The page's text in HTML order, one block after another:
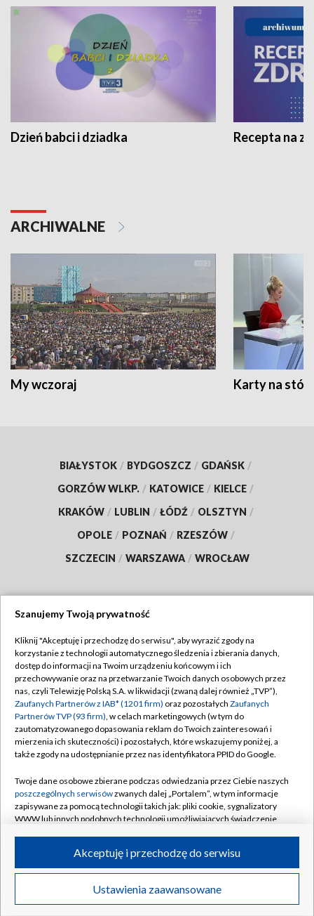
Dzień babci i dziadka Recepta na
ARCHIWALNE
My wczoraj Karty na
BIAŁYSTOK / BYDGOSZCZ / GDAŃSK /
GORZÓW WLKP. / KATOWICE / KIELCE /
KRAKÓW / LUBLIN / ŁÓDŹ / OLSZTYN /
OPOLE / POZNAŃ / RZESZÓW /
SZCZECIN / WARSZAWA / WROCŁAW
TVP
Abonament TVP
Emisja w TVP
Centrum informacji TVP
Naziemna Telewizja Cyfrowa
Rada Programowa
System NOS
Informacje o nadawcy
Program dla prasy
Ogłoszenie przetargowe
Regulamin TVP
Polityka prywatności
Moje zgody
Pomoc
Kontakt
Kanały
©2026 Telewizja Polska S.A. w likwidacji
Szanujemy Twoją prywatność
Kliknij "Akceptuję i przechodzę do serwisu", aby wyrazić zgody na
korzystanie z technologii automatycznego śledzenia i zbierania danych,
dostęp do informacji na Twoim urządzeniu końcowym i ich
przechowywanie oraz na przetwarzanie Twoich danych osobowych przez
nas, czyli Telewizję Polską S.A. w likwidacji (zwaną dalej również „TVP”),
Zaufanych Partnerów z IAB* (1201 firm) oraz pozostałych Zaufanych
Partnerów TVP (93 firm), w celach marketingowych (w tym do
zautomatyzowanego dopasowania reklam do Twoich zainteresowań i
mierzenia ich skuteczności) i pozostałych, które wskazujemy poniżej, a
także zgody na udostępnianie przez nas identyfikatora PPID do Google.
Twoje dane osobowe zbierane podczas odwiedzania przez Ciebie naszych
poszczególnych serwisówzwanych dalej „Portalem”, w tym informacje
zapisywane za pomocą technologii takich jak: pliki cookie, sygnalizatory
WWW lub innych podobnych technologii umożliwiających świadczenie
ruchu w Internecie.
Twoje dane osobowe zbierane podczas odwiedzania przez Ciebie
poszczególnych serwisówna Portalu, takie jak adresy IP, identyfikatory
Ustawienia zaawansowane
Akceptuję i przechodzę do serwisu